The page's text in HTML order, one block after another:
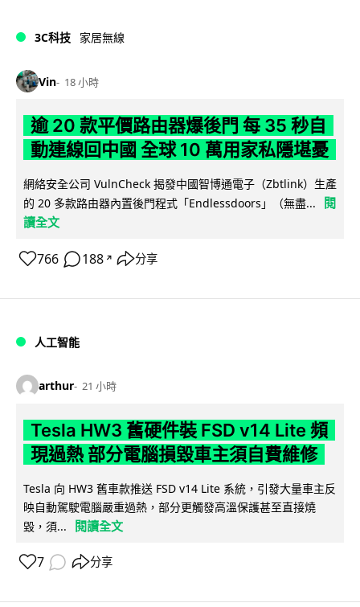
3C科技 家居無線
Vin 18 小時
逾 20 款平價路由器爆後門 每 35 秒自
動連線回中國 全球 10 萬用家私隱堪憂
網絡安全公司 VulnCheck 揭發中國智博通電子（Zbtlink）生產
的 20 多款路由器內置後門程式「Endlessdoors」（無盡...
閱
讀全文
766 188 ↗ 分享
人工智能
arthur 21 小時
Tesla HW3 舊硬件裝 FSD v14 Lite 頻
現過熱 部分電腦損毀車主須自費維修
Tesla 向 HW3 舊車款推送 FSD v14 Lite 系統，引發大量車主反
映自動駕駛電腦嚴重過熱，部分更觸發高溫保護甚至直接燒
毀，須...
閱讀全文
7 分享